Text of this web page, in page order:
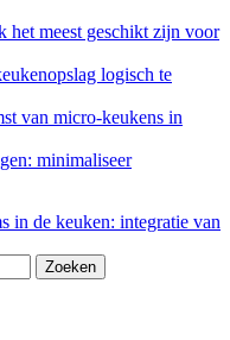
het meest geschikt zijn voor
logisch te
van micro-keukens in
minimaliseer
in de keuken: integratie van